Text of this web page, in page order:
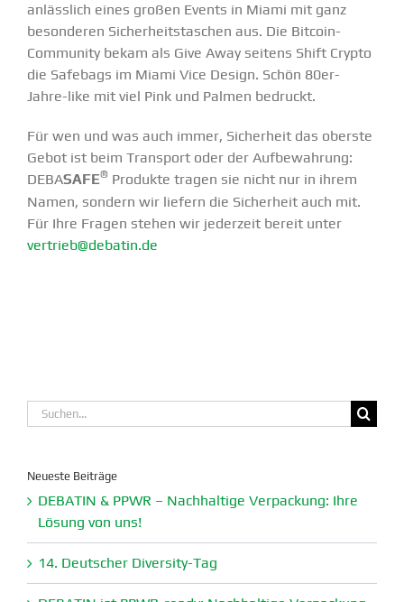
anlässlich eines großen Events in Miami mit ganz
beson­deren Sicher­heits­ta­schen aus. Die Bitcoin-
Community bekam als Give Away seitens Shift Crypto
die Safebags im Miami Vice Design. Schön 80er-
Jahre-like mit viel Pink und Palmen bedruckt.
Für wen und was auch immer, Sicherheit das oberste
Gebot ist beim Transport oder der Aufbe­wahrung:
DEBASAFE® Produkte tragen sie nicht nur in ihrem
Namen, sondern wir liefern die Sicherheit auch mit.
Für Ihre Fragen stehen wir jederzeit bereit unter
vertrieb@debatin.de
Suche
nach:
Neueste Beiträge
DEBATIN & PPWR – Nachhaltige Verpa­ckung: Ihre
Lösung von uns!
14. Deutscher Diversity-Tag